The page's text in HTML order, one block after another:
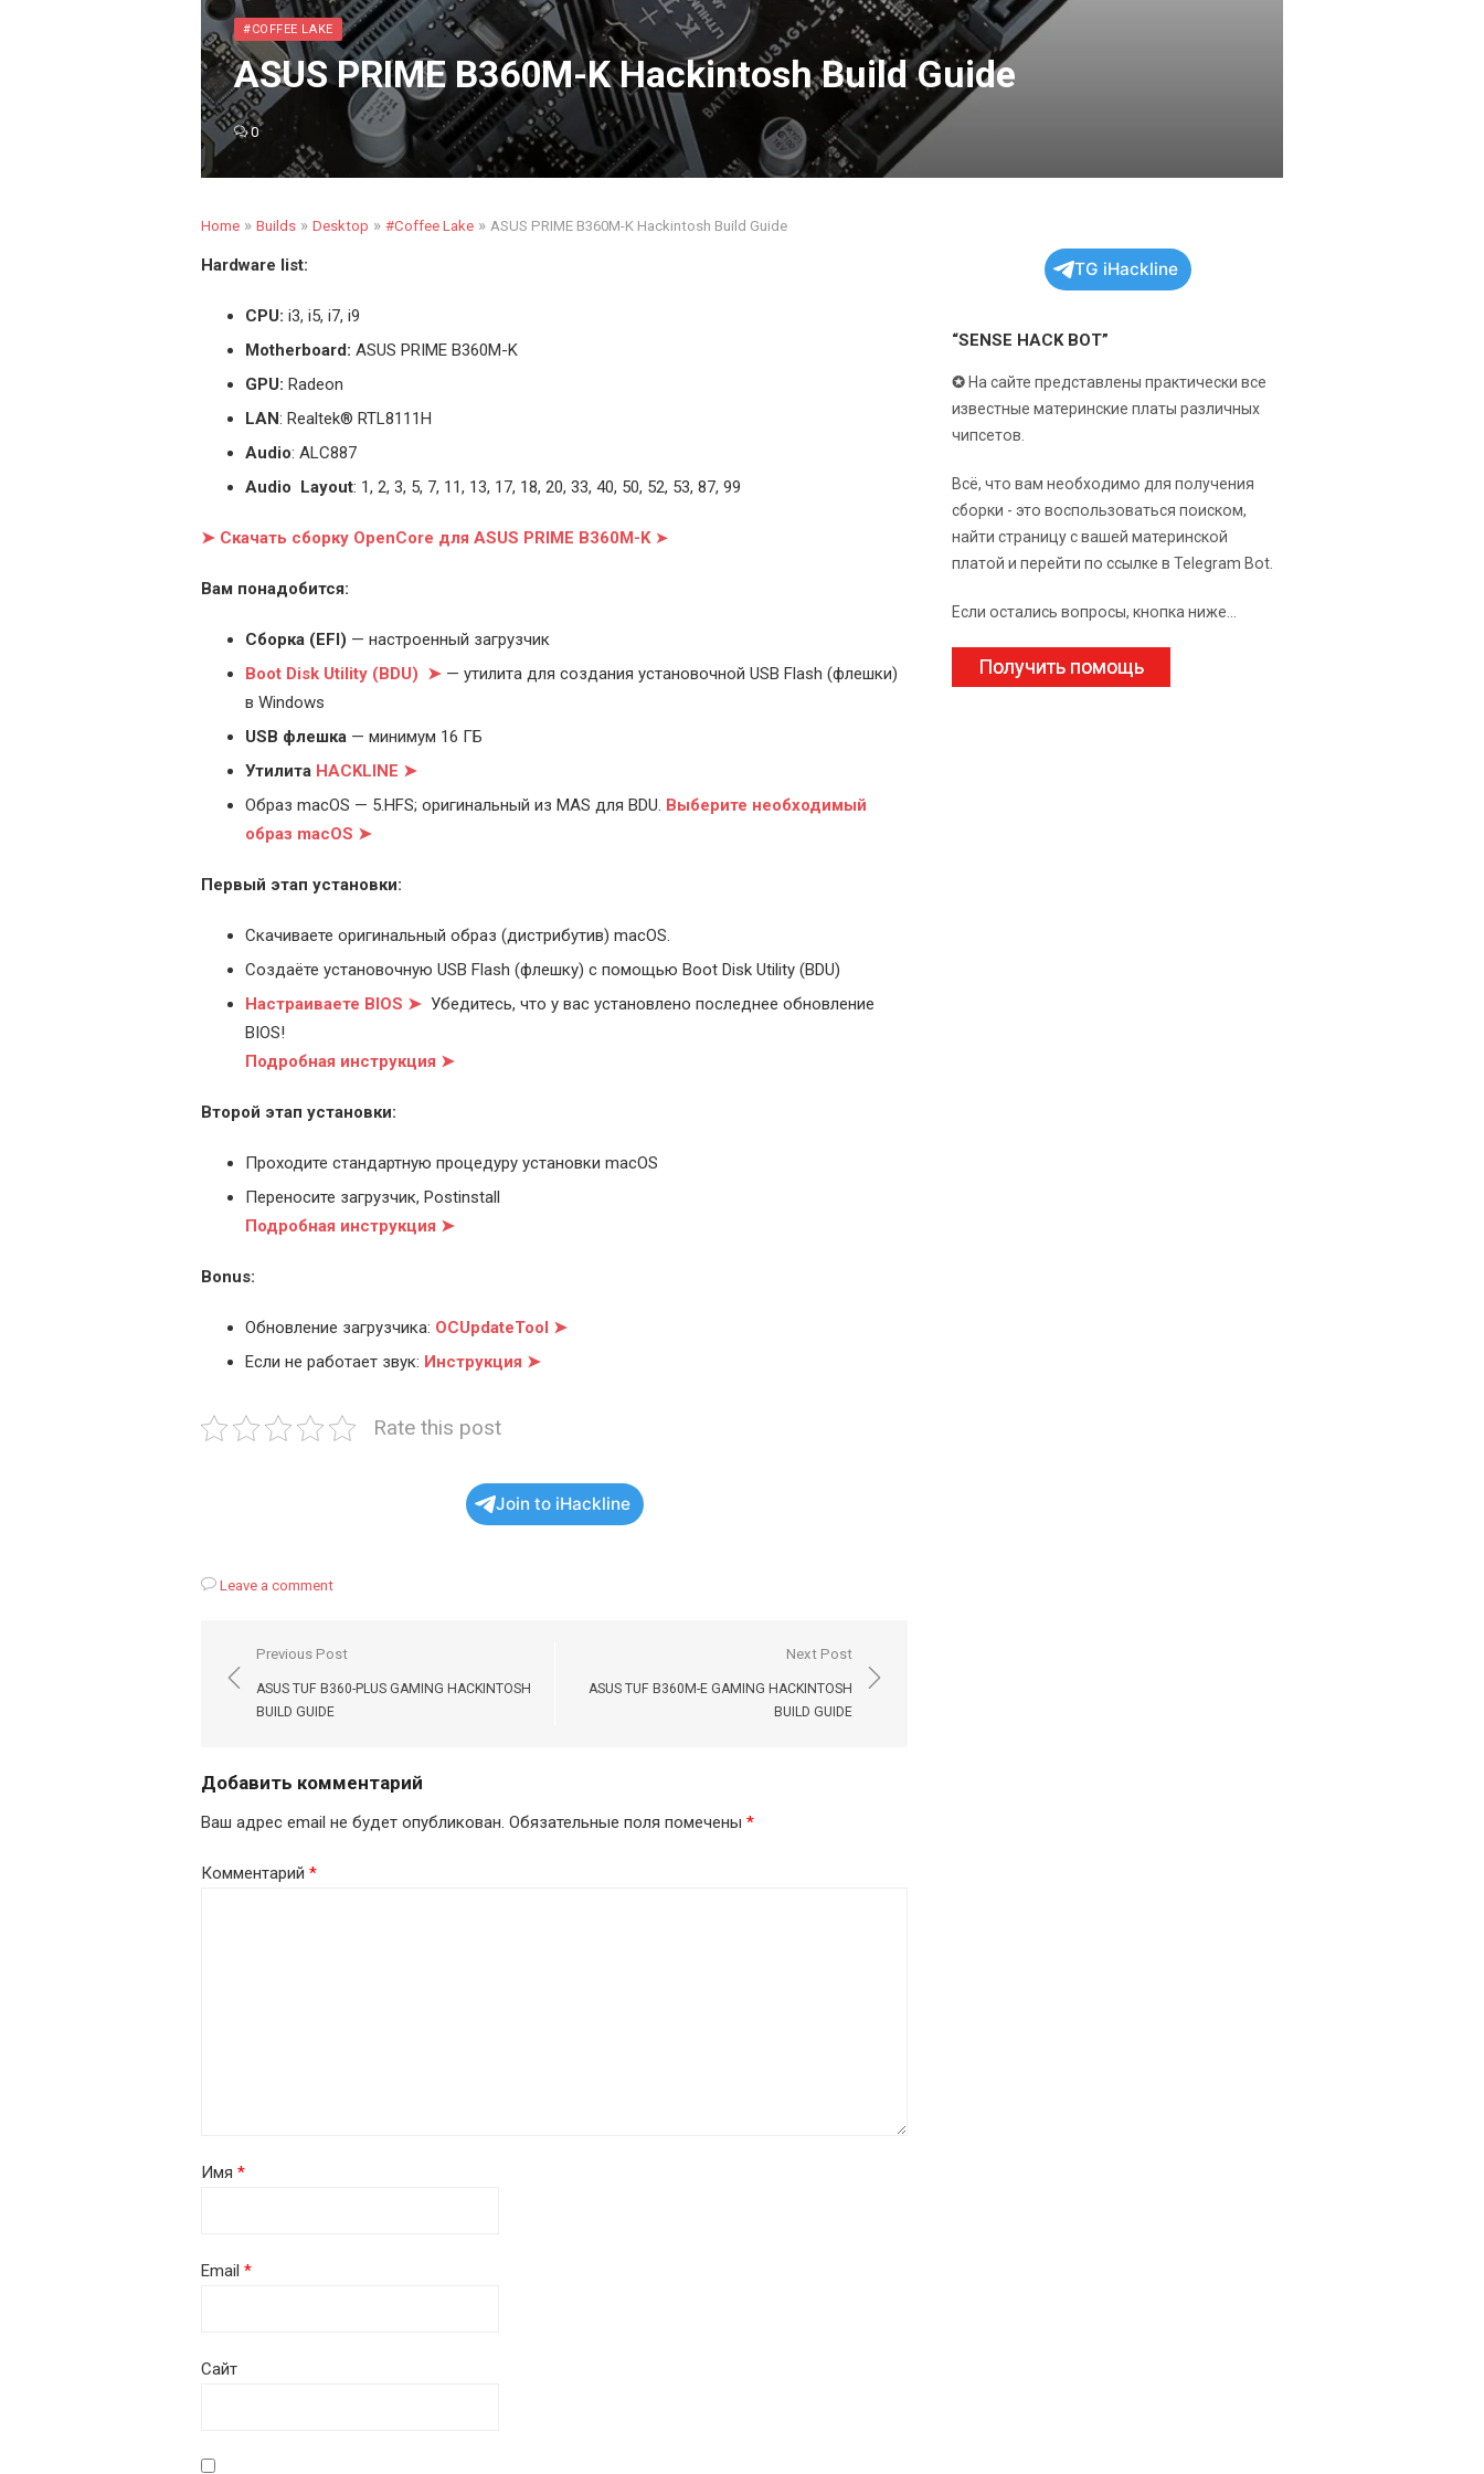
#COFFEE LAKE
ASUS PRIME B360M-K Hackintosh Build Guide
0
Home » Builds » Desktop » #Coffee Lake » ASUS PRIME B360M-K Hackintosh Build Guide
Hardware list:
CPU: i3, i5, i7, i9
Motherboard: ASUS PRIME B360M-K
GPU: Radeon
LAN: Realtek® RTL8111H
Audio: ALC887
Audio Layout: 1, 2, 3, 5, 7, 11, 13, 17, 18, 20, 33, 40, 50, 52, 53, 87, 99
➤ Скачать сборку OpenCore для ASUS PRIME B360M-K ➤
Вам понадобится:
Cборка (EFI) — настроенный загрузчик
Boot Disk Utility (BDU) ➤ — утилита для создания установочной USB Flash (флешки)
в Windows
USB флешка — минимум 16 ГБ
Утилита HACKLINE ➤
Образ macOS — 5.HFS; оригинальный из MAS для BDU. Выберите необходимый
образ macOS ➤
Первый этап установки:
Скачиваете оригинальный образ (дистрибутив) macOS.
Создаёте установочную USB Flash (флешку) с помощью Boot Disk Utility (BDU)
Настраиваете BIOS ➤ Убедитесь, что у вас установлено последнее обновление
BIOS!
Подробная инструкция ➤
Второй этап установки:
Проходите стандартную процедуру установки macOS
Переносите загрузчик, Postinstall
Подробная инструкция ➤
Bonus:
Обновление загрузчика: OCUpdateTool ➤
Если не работает звук: Инструкция ➤
Rate this post
Join to iHackline
Leave a comment
Навигация
по
записям
Previous Post
ASUS TUF B360-PLUS GAMING HACKINTOSH
BUILD GUIDE
Next Post
ASUS TUF B360M-E GAMING HACKINTOSH
BUILD GUIDE
Добавить комментарий
Ваш адрес email не будет опубликован. Обязательные поля помечены *
Комментарий *
Имя *
Email *
Сайт
TG iHackline
“SENSE HACK BOT”
✪ На сайте представлены практически все
известные материнские платы различных
чипсетов.
Всё, что вам необходимо для получения
сборки - это воспользоваться поиском,
найти страницу с вашей материнской
платой и перейти по ссылке в Telegram Bot.
Если остались вопросы, кнопка ниже...
Получить помощь